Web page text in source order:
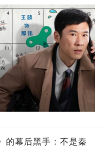
的幕后黑手：不是秦